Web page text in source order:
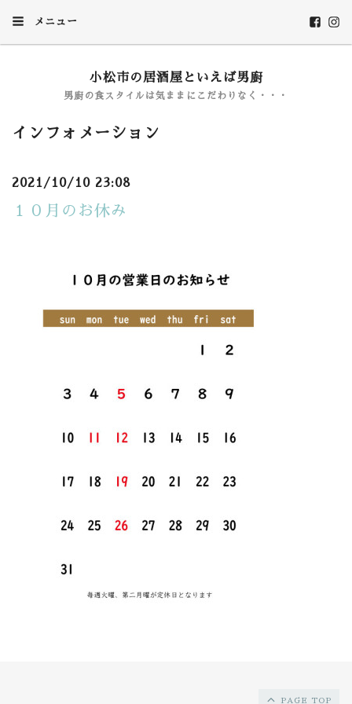
メニュー
小松市の居酒屋といえば男廚
男廚の食スタイルは気ままにこだわりなく・・・
インフォメーション
2021/10/10 23:08
１０月のお休み
PAGE TOP